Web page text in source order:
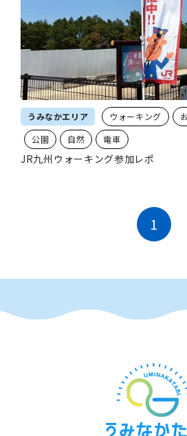
うみなかエリア ウォーキング
公園
自然 電車
JR九州ウォーキング参加レポ
1